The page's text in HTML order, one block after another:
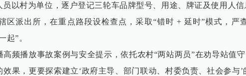
村为单位，逐户登记三轮车品牌型号、用途、牌证及使用人信
区派出所，在重点路段设检查点，采取“错时 + 延时”模式，严
起”。
播放事故案例与安全提示，依托农村“两站两员”在劝导站值守
果，更要探索建立‘政府主导、部门联动、村委负责、社会参与